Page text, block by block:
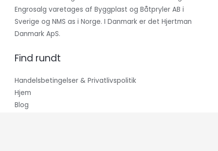
Engrosalg varetages af Byggplast og Båtpryler AB i
Sverige og NMS as i Norge. I Danmark er det Hjertman
Danmark ApS.
Find rundt
Handelsbetingelser & Privatlivspolitik
Hjem
Blog